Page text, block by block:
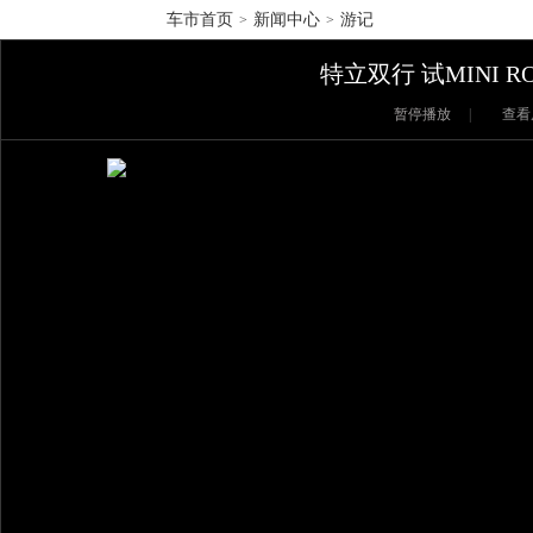
车市首页 > 新闻中心 > 游记
特立双行 试MINI
暂停播放 | 查